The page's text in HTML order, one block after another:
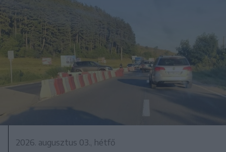
2026. augusztus 03., hétfő